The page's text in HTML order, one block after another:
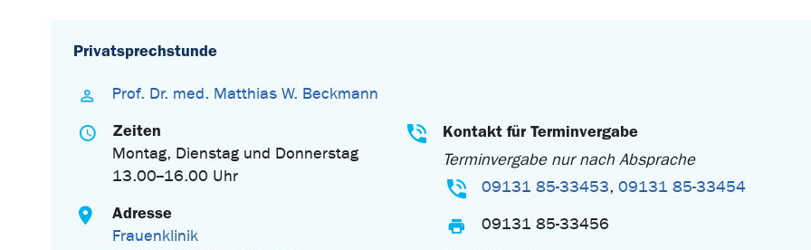
Privatsprechstunde
Prof. Dr. med. Matthias W. Beckmann
Zeiten
Montag, Dienstag und Donnerstag
13.00--16.00 Uhr
Adresse
Frauenklinik
Kontakt für Terminvergabe
Terminvergabe nur nach Absprache
09131 85-33453, 09131 85-33454
09131 85-33456